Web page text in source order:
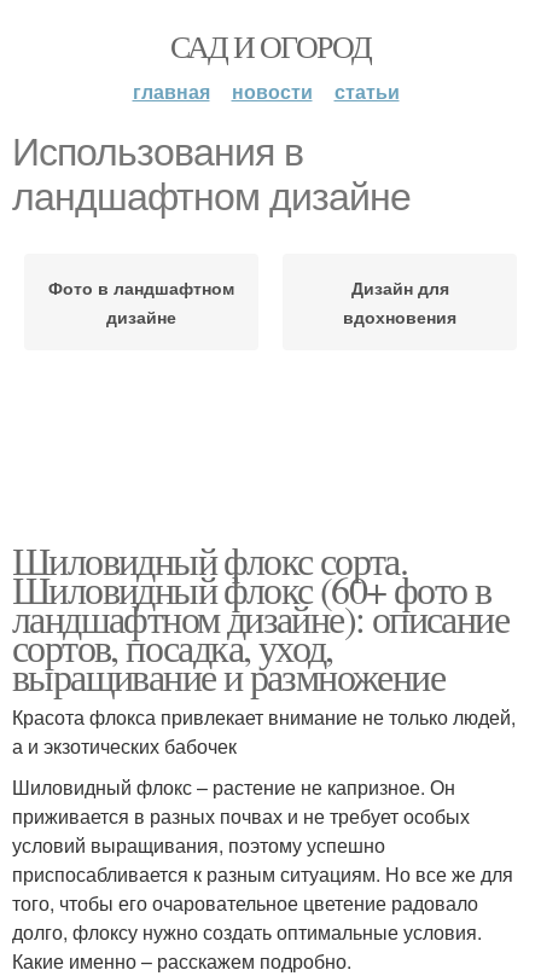
САД И ОГОРОД
главная новости статьи
Использования в
ландшафтном дизайне
Фото в ландшафтном
дизайне
Дизайн для
вдохновения
Шиловидный флокс сорта.
Шиловидный флокс (60+ фото в
ландшафтном дизайне): описание
сортов, посадка, уход,
выращивание и размножение
Красота флокса привлекает внимание не только людей,
а и экзотических бабочек
Шиловидный флокс – растение не капризное. Он
приживается в разных почвах и не требует особых
условий выращивания, поэтому успешно
приспосабливается к разным ситуациям. Но все же для
того, чтобы его очаровательное цветение радовало
долго, флоксу нужно создать оптимальные условия.
Какие именно – расскажем подробно.